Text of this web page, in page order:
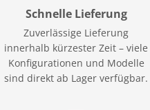
Schnelle Lieferung
Zuverlässige Lieferung
innerhalb kürzester Zeit – viele
Konfigurationen und Modelle
sind direkt ab Lager verfügbar.